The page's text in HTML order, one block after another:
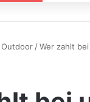
/Wer zahlt